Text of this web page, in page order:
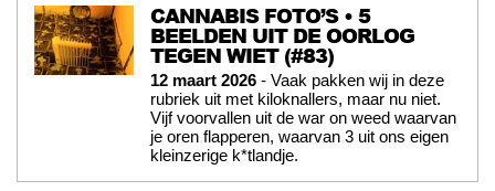
CANNABIS FOTO’S • 5
BEELDEN UIT DE OORLOG
TEGEN WIET (#83)
12 maart 2026 - Vaak pakken wij in deze
rubriek uit met kiloknallers, maar nu niet.
Vijf voorvallen uit de war on weed waarvan
je oren flapperen, waarvan 3 uit ons eigen
kleinzerige k*tlandje.